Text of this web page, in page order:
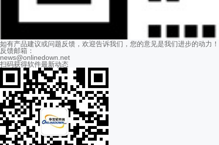
如有产品建议或问题反馈，欢迎告诉我们，您的意见是我们进步的动力！
反馈邮箱：
news@onlinedown.net
扫码获得软件最新动态